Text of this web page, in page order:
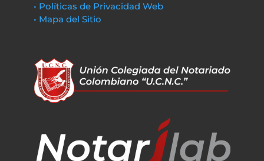
• Políticas de Privacidad Web
• Mapa del Sitio